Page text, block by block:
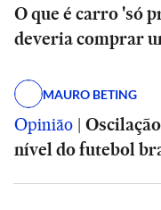
O que é carro 'só
deveria comprar
MAURO BETING
Opinião |
nível do futebol